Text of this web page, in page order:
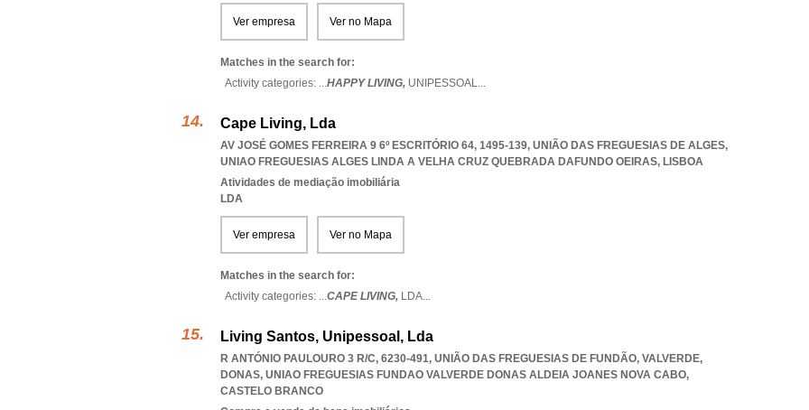
Ver empresa Ver no Mapa
Matches in the search for:
Activity categories: ...HAPPY LIVING, UNIPESSOAL...
Cape Living, Lda
AV JOSÉ GOMES FERREIRA 9 6º ESCRITÓRIO 64, 1495-139, UNIÃO DAS FREGUESIAS DE ALGES,
UNIAO FREGUESIAS ALGES LINDA A VELHA CRUZ QUEBRADA DAFUNDO OEIRAS, LISBOA
Atividades de mediação imobiliária
LDA
Ver empresa Ver no Mapa
Matches in the search for:
Activity categories: ...CAPE LIVING, LDA...
Living Santos, Unipessoal, Lda
R ANTÓNIO PAULOURO 3 R/C, 6230-491, UNIÃO DAS FREGUESIAS DE FUNDÃO, VALVERDE,
DONAS, UNIAO FREGUESIAS FUNDAO VALVERDE DONAS ALDEIA JOANES NOVA CABO,
CASTELO BRANCO